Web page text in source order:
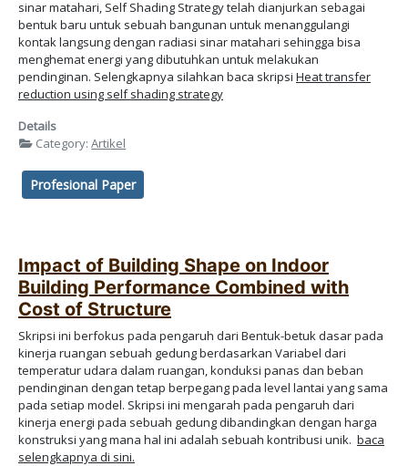
sinar matahari, Self Shading Strategy telah dianjurkan sebagai
bentuk baru untuk sebuah bangunan untuk menanggulangi
kontak langsung dengan radiasi sinar matahari sehingga bisa
menghemat energi yang dibutuhkan untuk melakukan
pendinginan. Selengkapnya silahkan baca skripsi Heat transfer
reduction using self shading strategy
Details
Category:Artikel
Profesional Paper
Impact of Building Shape on Indoor
Building Performance Combined with
Cost of Structure
Skripsi ini berfokus pada pengaruh dari Bentuk-betuk dasar pada
kinerja ruangan sebuah gedung berdasarkan Variabel dari
temperatur udara dalam ruangan, konduksi panas dan beban
pendinginan dengan tetap berpegang pada level lantai yang sama
pada setiap model. Skripsi ini mengarah pada pengaruh dari
kinerja energi pada sebuah gedung dibandingkan dengan harga
konstruksi yang mana hal ini adalah sebuah kontribusi unik. baca
selengkapnya di sini.